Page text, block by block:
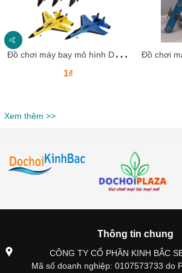
Đ
ồ chơi máy bay mô hình DCMBKB10 Dochoikinhbac Giải trí siêu vui dành cho trẻ em
1₫
Xem thêm >>
Thông tin chung
CÔNG TY CỔ PHẦN KINH BẮC
Mã số doanh nghiệp: 0107573733 do